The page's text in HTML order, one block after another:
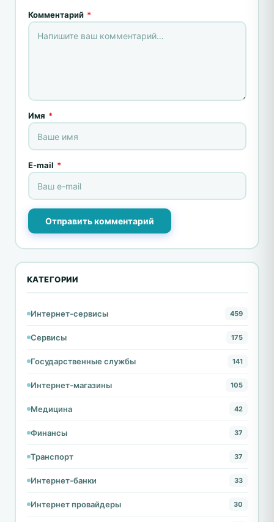
Комментарий *
Имя *
E-mail *
Отправить комментарий
КАТЕГОРИИ
Интернет-сервисы 459
Сервисы 175
Государственные службы 141
Интернет-магазины 105
Медицина 42
Финансы 37
Транспорт 37
Интернет-банки 33
Интернет провайдеры 30